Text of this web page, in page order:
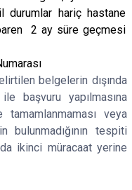
durumlar hariç hastane
2 ay süre geçmesi
belgelerin dışında
başvuru yapılmasına
veya
bulunmadığının tespiti
ikinci müracaat yerine